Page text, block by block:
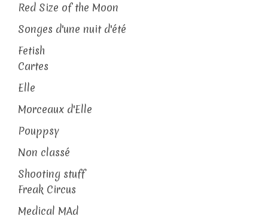
Red Size of the Moon
Songes d'une nuit d'été
Fetish
Cartes
Elle
Morceaux d'Elle
Pouppsy
Non classé
Shooting stuff
Freak Circus
Medical MAd